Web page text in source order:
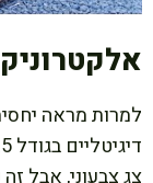
למרות מראה